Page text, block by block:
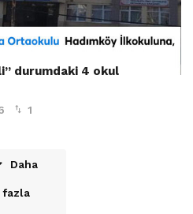
durumdaki 4 okul
1
Daha
fazla